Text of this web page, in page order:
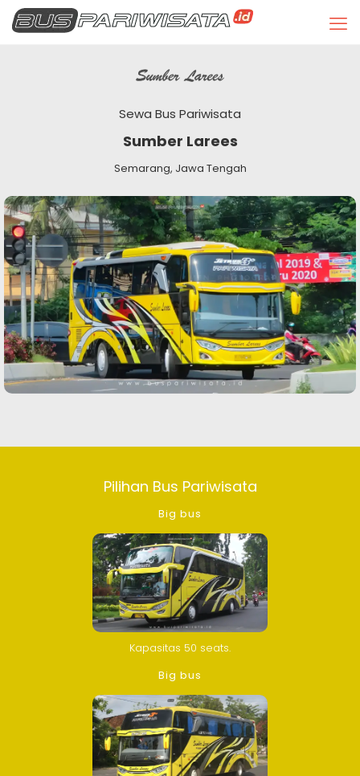
Sewa Bus Pariwisata
Sumber Larees
Semarang, Jawa Tengah
Pilihan Bus Pariwisata
Big bus
Kapasitas 50 seats.
Big bus